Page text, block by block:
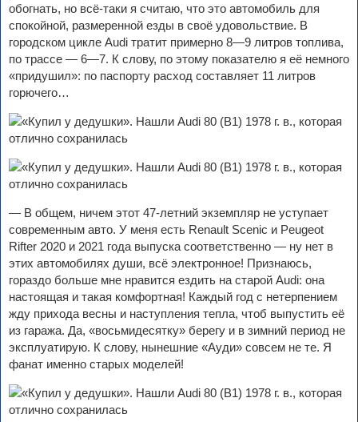
обогнать, но всё-таки я считаю, что это автомобиль для
спокойной, размеренной езды в своё удовольствие. В
городском цикле Audi тратит примерно 8—9 литров топлива,
по трассе — 6—7. К слову, по этому показателю я её немного
«придушил»: по паспорту расход составляет 11 литров
горючего…
— В общем, ничем этот 47-летний экземпляр не уступает
современным авто. У меня есть Renault Scenic и Peugeot
Rifter 2020 и 2021 года выпуска соответственно — ну нет в
этих автомобилях души, всё электронное! Признаюсь,
гораздо больше мне нравится ездить на старой Audi: она
настоящая и такая комфортная! Каждый год с нетерпением
жду прихода весны и наступления тепла, чтоб выпустить её
из гаража. Да, «восьмидесятку» берегу и в зимний период не
эксплуатирую. К слову, нынешние «Ауди» совсем не те. Я
фанат именно старых моделей!